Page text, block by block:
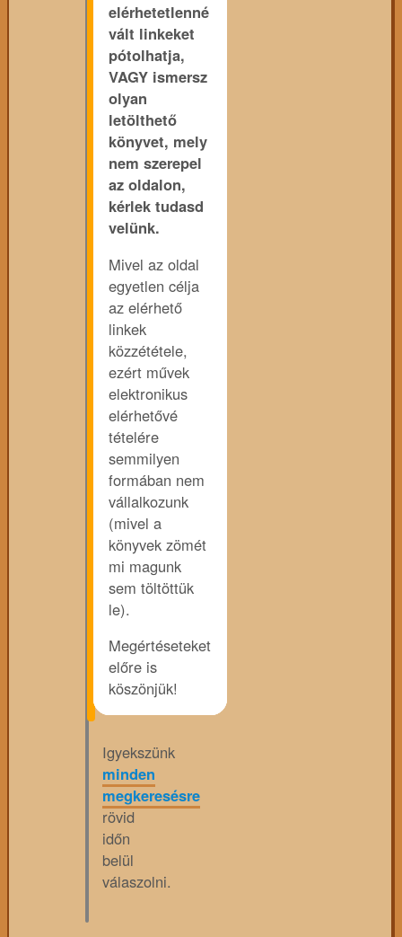
elérhetetlenné
vált linkeket
pótolhatja,
VAGY ismersz
olyan
letölthető
könyvet, mely
nem szerepel
az oldalon,
kérlek tudasd
velünk.
Mivel az oldal
egyetlen célja
az elérhető
linkek
közzététele,
ezért művek
elektronikus
elérhetővé
tételére
semmilyen
formában nem
vállalkozunk
(mivel a
könyvek zömét
mi magunk
sem töltöttük
le).
Megértéseteket
előre is
köszönjük!
Igyekszünk
minden
megkeresésre
rövid
időn
belül
válaszolni.